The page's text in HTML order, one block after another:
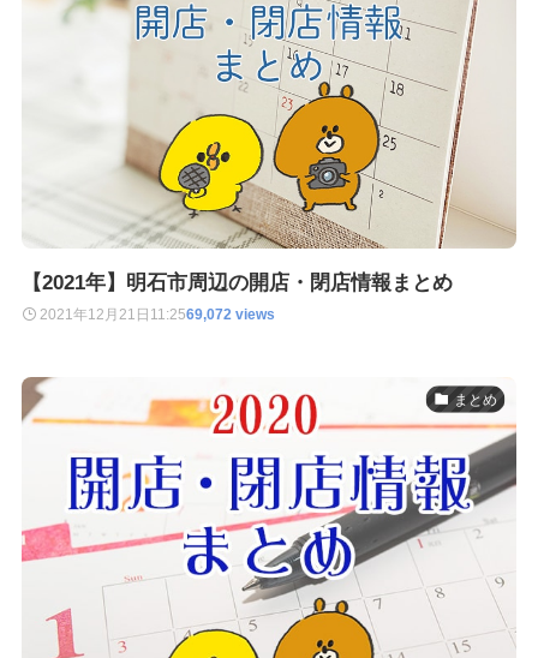
【2021年】明石市周辺の開店・閉店情報まとめ
2021年12月21日 11:2569,072 views
まとめ